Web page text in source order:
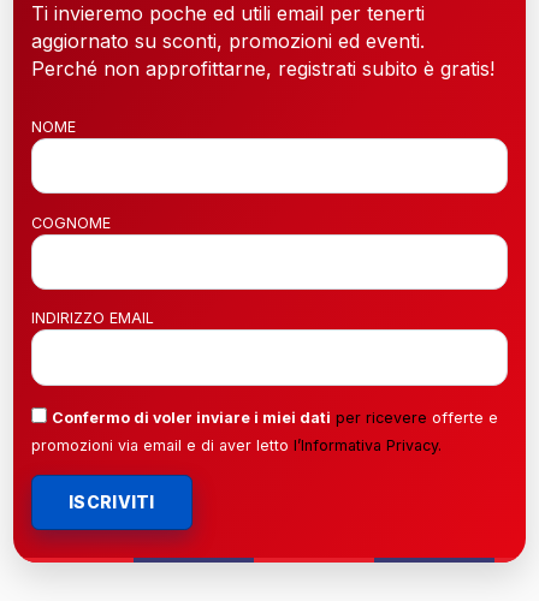
Ti invieremo poche ed utili email per tenerti
aggiornato su sconti, promozioni ed eventi.
Perché non approfittarne, registrati subito è gratis!
NOME
COGNOME
INDIRIZZO EMAIL
Confermo di voler inviare i miei dati per ricevere offerte e
promozioni via email e di aver letto l’Informativa Privacy.
ISCRIVITI